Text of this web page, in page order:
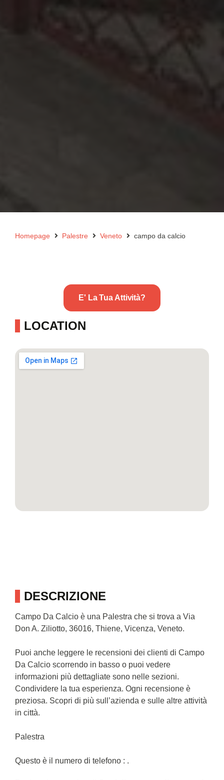
Homepage Palestre Veneto campo da calcio
DESCRIZIONE
Campo Da Calcio è una Palestra che si trova a Via
Don A. Ziliotto, 36016, Thiene, Vicenza, Veneto.
Puoi anche leggere le recensioni dei clienti di Campo
Da Calcio scorrendo in basso o puoi vedere
informazioni più dettagliate sono nelle sezioni.
Condividere la tua esperienza. Ogni recensione è
preziosa. Scopri di più sull’azienda e sulle altre attività
in città.
Palestra
Questo è il numero di telefono : .
E' La Tua Attività?
LOCATION